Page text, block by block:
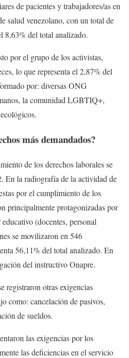
de pacientes y trabajadores/as en
salud venezolano, con un total de
8,63% del total analizado.
por el grupo de los activistas,
lo que representa el 2,87% del
por: diversas ONG
la comunidad LGBTIQ+,
más demandados?
de los derechos laborales se
En la radiografía de la actividad de
por el cumplimiento de los
principalmente protagonizadas por
(docentes, personal
se movilizaron en 546
56,11% del total analizado. En
del instructivo Onapre.
registraron otras exigencias
como: cancelación de pasivos,
de sueldos.
las exigencias por los
las deficiencias en el servicio